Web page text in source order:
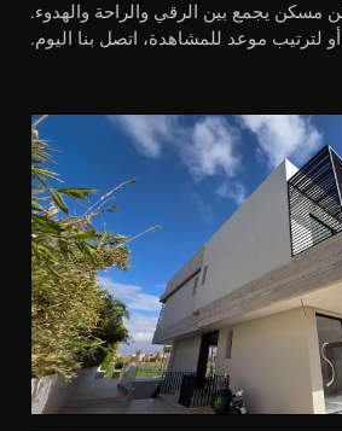
مسكن يجمع بين الرقي والراحة والهدوء.
لترتيب موعد للمشاهدة، اتصل بنا اليوم.